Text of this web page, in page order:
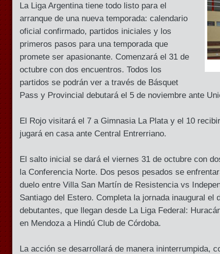
La Liga Argentina tiene todo listo para el
arranque de una nueva temporada: calendario
oficial confirmado, partidos iniciales y los
primeros pasos para una temporada que
promete ser apasionante. Comenzará el 31 de
octubre con dos encuentros. Todos los
partidos se podrán ver a través de Básquet
Pass y Provincial debutará el 5 de noviembre ante
El Rojo visitará el 7 a Gimnasia La Plata y el 10
jugará en casa ante Central Entrerriano.
El salto inicial se dará el viernes 31 de octubre con
la Conferencia Norte. Dos pesos pesados se
duelo entre Villa San Martín de Resistencia vs
Santiago del Estero. Completa la jornada inaugural el
debutantes, que llegan desde La Liga Federal:
en Mendoza a Hindú Club de Córdoba.
La acción se desarrollará de manera ininterrumpida,